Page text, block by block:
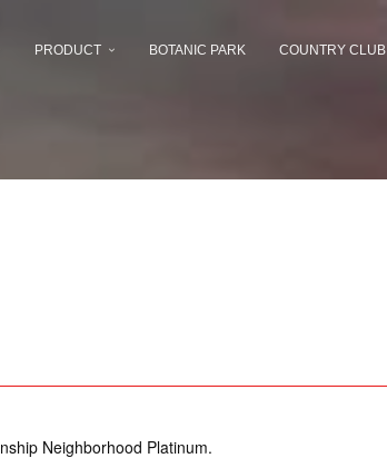
PRODUCT BOTANIC PARK COUNTRY CLUB
Neighborhood Platinum.